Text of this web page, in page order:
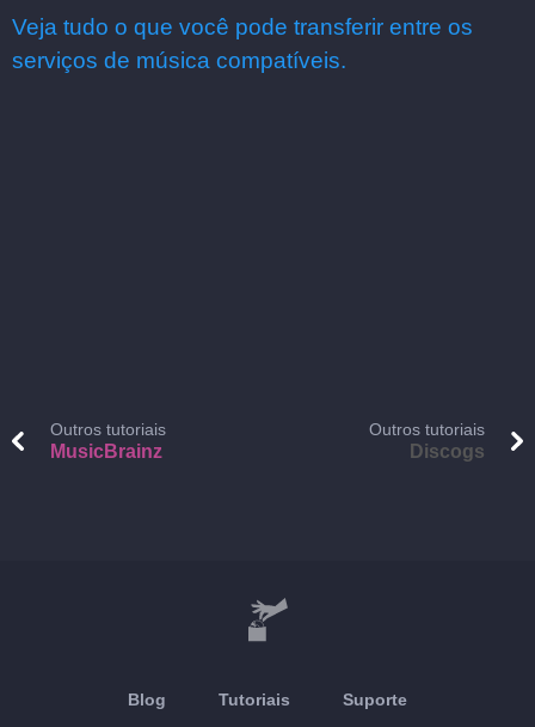
Veja tudo o que você pode transferir entre os
serviços de música compatíveis.
Outros tutoriais
MusicBrainz
Outros tutoriais
Discogs
Blog Tutoriais Suporte